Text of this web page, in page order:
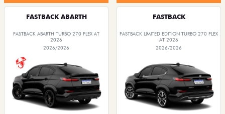
FASTBACK ABARTH
FASTBACK ABARTH TURBO 270 FLEX AT
2026
2026/2026
FASTBACK
FASTBACK LIMITED EDITION TURBO 270 FLEX
AT 2026
2026/2026